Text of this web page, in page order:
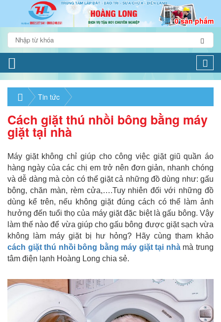
0 sản phẩm
Tin tức
Cách giặt thú nhồi bông bằng máy
giặt tại nhà
Máy giặt không chỉ giúp cho công việc giặt giũ quần áo
hàng ngày của các chị em trở nên đơn giản, nhanh chóng
và dễ dàng mà còn có thể giặt cả những đồ dùng như: gấu
bông, chăn màn, rèm cửa,….Tuy nhiên đối với những đồ
dùng kể trên, nếu không giặt đúng cách có thể làm ảnh
hưởng đến tuổi thọ của máy giặt đặc biệt là gấu bông. Vậy
làm thế nào để vừa giúp cho gấu bông được giặt sạch vừa
không làm máy giặt bị hư hỏng? Hãy cùng tham khảo
cách giặt thú nhồi bông bằng máy giặt tại nhàmà trung
tâm điện lạnh Hoàng Long chia sẻ.